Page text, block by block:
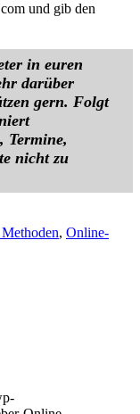
und gib den
in euren
darüber
gern.Folgt
Termine,
nicht zu
, Online-